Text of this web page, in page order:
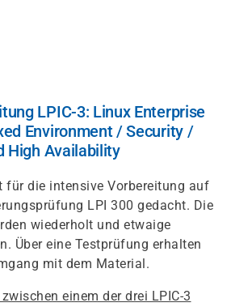
LPIC-3: Linux Enterprise
Environment / Security /
High Availability
für die intensive Vorbereitung auf
LPI 300 gedacht. Die
wiederholt und etwaige
Über eine Testprüfung erhalten
mit dem Material.
einem der drei LPIC-3